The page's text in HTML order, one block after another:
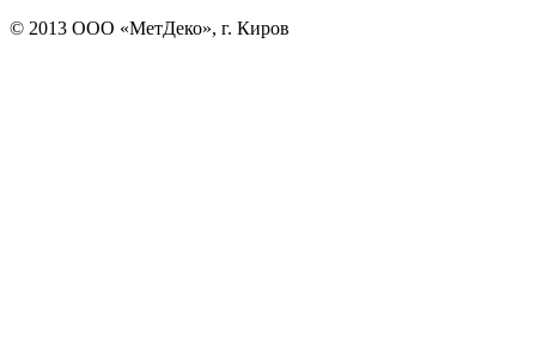
© 2013 ООО «МетДеко», г. Киров